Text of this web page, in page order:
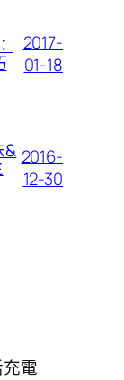
2017-
01-18
& 2016-
12-30
電